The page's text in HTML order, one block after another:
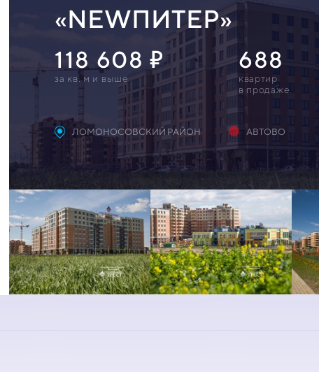
«NEWПИТЕР»
118 608
за кв. м и выше
688
квартир
в продаже
ЛОМОНОСОВСКИЙ РАЙОН АВТОВО